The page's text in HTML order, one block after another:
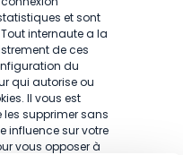
et sont
internaute a la
de ces
du
qui autorise ou
Il vous est
les supprimer sans
influence sur votre
vous opposer à